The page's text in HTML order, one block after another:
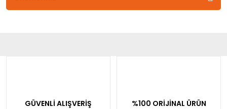
GÜVENLİ ALIŞVERİŞ %100 ORİJİNAL ÜRÜN